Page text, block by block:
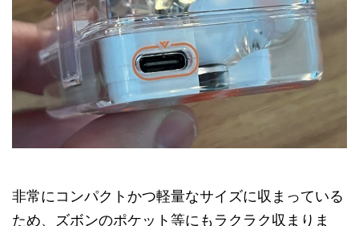
非常にコンパクトかつ軽量なサイズに収まっている
ため、ズボンのポケット等にもラクラク収まりま